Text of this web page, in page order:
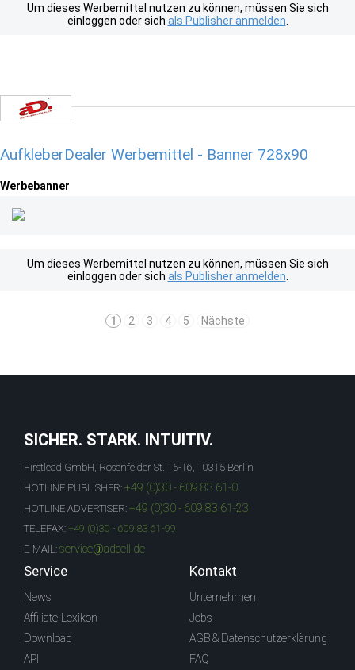
Um dieses Werbemittel nutzen zu können, müssen Sie sich
einloggen oder sich als Publisher anmelden
AufkleberDealer Werbemittel - Banner 728x90
Werbebanner
Um dieses Werbemittel nutzen zu können, müssen Sie sich
einloggen oder sich als Publisher anmelden
1 2 3 4 5 Nächste
SICHER. STARK. INTUITIV.
Firstlead GmbH, Rosenfelder St. 15-16, 10315 Berlin
HOTLINE PUBLISHER: +49 (0)30 - 609 83 61-0
HOTLINE ADVERTISER: +49 (0)30 - 609 83 61-23
TELEFAX: +49 (0)30 - 609 83 61-99
E-MAIL: service@adcell.de
Service
News
Affiliate-Lexikon
Download
API
Kontakt
Unternehmen
Jobs
AGB & Datenschutzerklärung
FAQ